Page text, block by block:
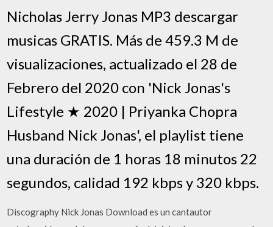
Nicholas Jerry Jonas MP3 descargar
musicas GRATIS. Más de 459.3 M de
visualizaciones, actualizado el 28 de
Febrero del 2020 con 'Nick Jonas's
Lifestyle ★ 2020 | Priyanka Chopra
Husband Nick Jonas', el playlist tiene
una duración de 1 horas 18 minutos 22
segundos, calidad 192 kbps y 320 kbps.
Discography Nick Jonas Download es un cantautor